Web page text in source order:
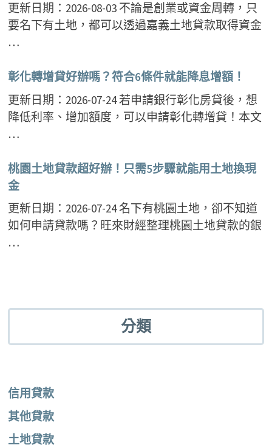
更新日期：2026-08-03 不論是創業或資金周轉，只
要名下有土地，都可以透過嘉義土地貸款取得資金
…
彰化轉增貸好辦嗎？符合6條件就能降息增額！
更新日期：2026-07-24 若申請銀行彰化房貸後，想
降低利率、增加額度，可以申請彰化轉增貸！本文
…
桃園土地貸款超好辦！只需5步驟就能用土地換現
金
更新日期：2026-07-24 名下有桃園土地，卻不知道
如何申請貸款嗎？旺來財經整理桃園土地貸款的銀
…
分類
信用貸款
其他貸款
土地貸款